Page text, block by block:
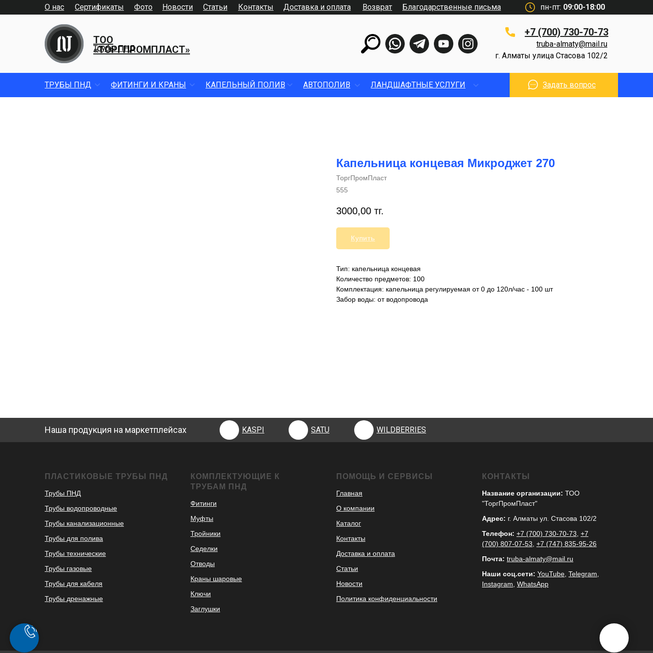
О нас Доставка и оплата
Контакты
Фото
Сертификаты Новости Статьи пн-пт: 09:00-18:00
ТОО
«ТОРГПРОМПЛАСТ»
Трубы ПНД
+7 (700) 730-70-73
г. Алматы улица Стасова 102/2
truba-almaty@mail.ru
Возврат Благодарственные письма
ТРУБЫ ПНД ФИТИНГИ И КРАНЫ КАПЕЛЬНЫЙ ПОЛИВ АВТОПОЛИВ ЛАНДШАФТНЫЕ УСЛУГИ Задать вопрос
Капельница концевая Микроджет 270
ТоргПромПласт
555
3000,00 тг.
Купить
Тип: капельница концевая
Количество предметов: 100
Комплектация: капельница регулируемая от 0 до 120л/час - 100 шт
Забор воды: от водопровода
Наша продукция на маркетплейсах KASPI SATU WILDBERRIES
ПЛАСТИКОВЫЕ ТРУБЫ ПНД
Трубы ПНД
Трубы водопроводные
Трубы канализационные
Трубы для полива
Трубы технические
Трубы газовые
Трубы для кабеля
Трубы дренажные
КОМПЛЕКТУЮЩИЕ К
ТРУБАМ ПНД
Фитинги
Муфты
Тройники
Седелки
Отводы
Краны шаровые
Ключи
Заглушки
ПОМОЩЬ И СЕРВИСЫ
Главная
О компании
Каталог
Контакты
Доставка и оплата
Статьи
Новости
Политика конфиденциальности
КОНТАКТЫ
Название организации: ТОО
"ТоргПромПласт"
Адрес: г. Алматы ул. Стасова 102/2
Телефон: +7 (700) 730-70-73 +7
(700) 807-07-53 +7 (747) 835-95-26
Почта: truba-almaty@mail.ru
Наши соц.сети: YouTube Telegram
Instagram WhatsApp